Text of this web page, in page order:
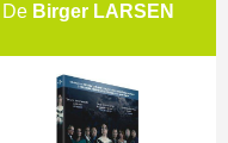
De Birger LARSEN